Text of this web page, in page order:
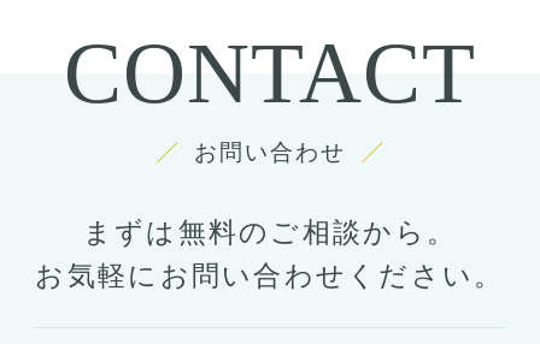
CONTACT
お問い合わせ
まずは無料のご相談から。
お気軽にお問い合わせください。